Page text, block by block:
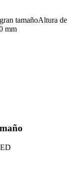
tamañoAltura de
mm